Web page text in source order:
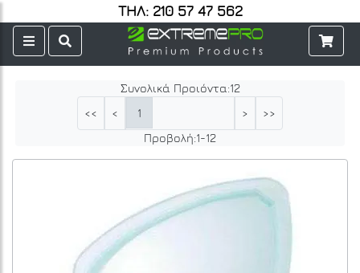
ΤΗΛ: 210 57 47 562
Συνολικά Προιόντα:12
<<
< 1 >
>>
Προβολή:1-12